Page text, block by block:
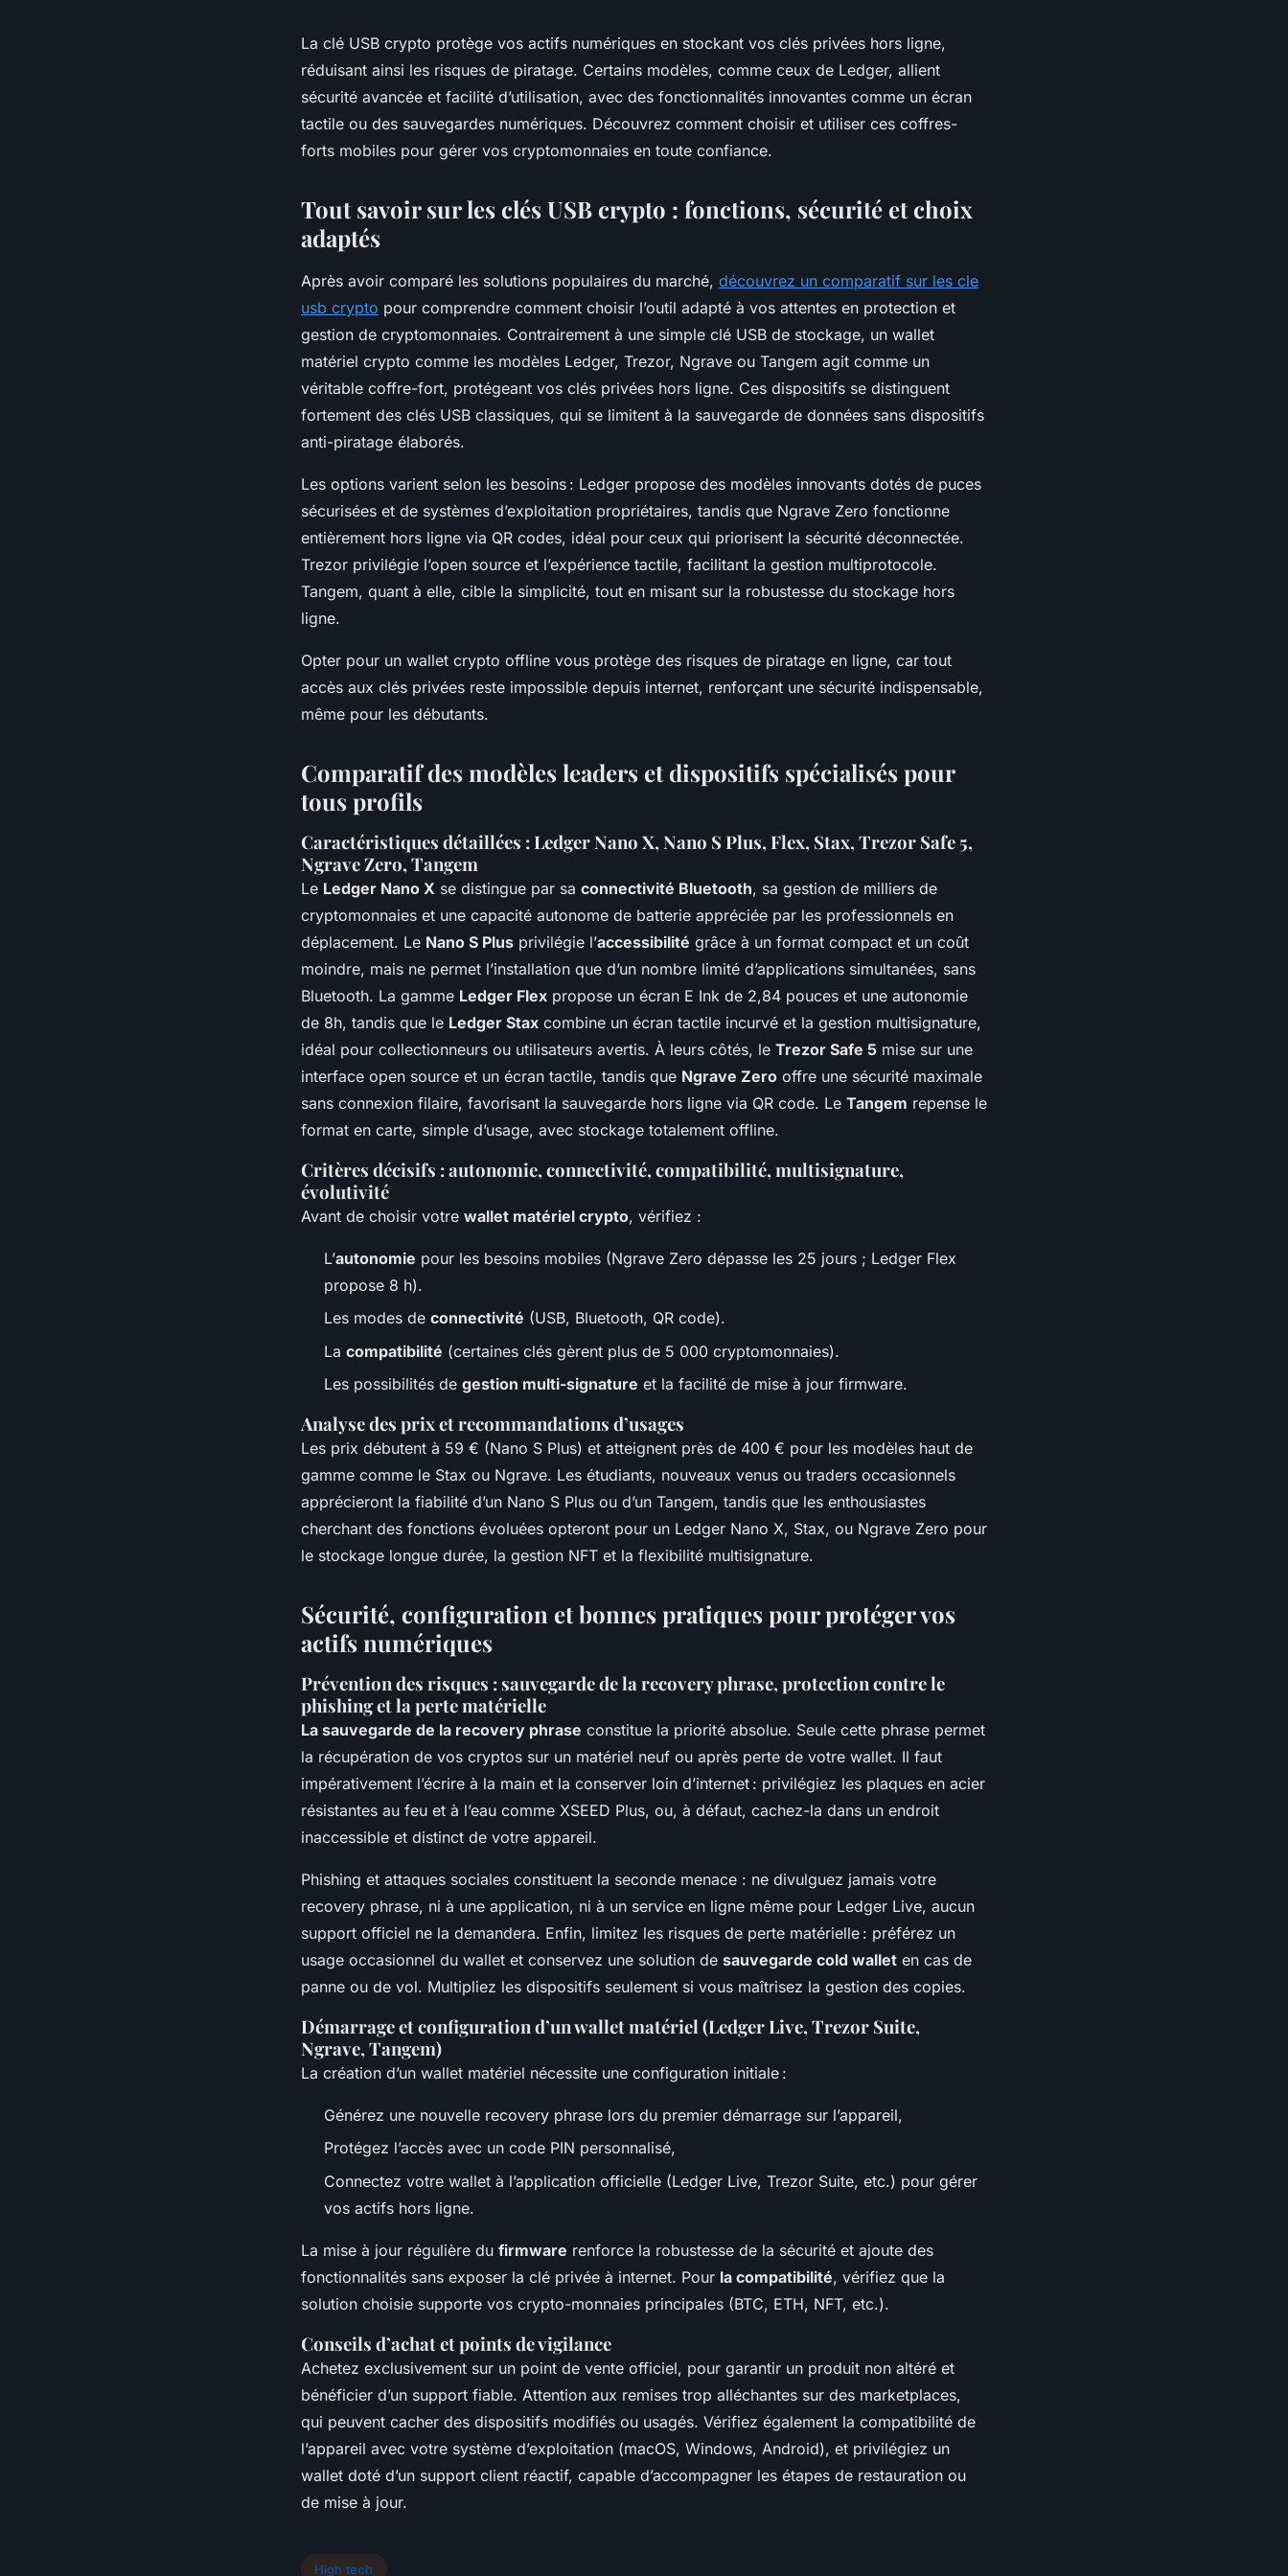
La clé USB crypto protège vos actifs numériques en stockant vos clés privées hors ligne,
réduisant ainsi les risques de piratage. Certains modèles, comme ceux de Ledger, allient
sécurité avancée et facilité d’utilisation, avec des fonctionnalités innovantes comme un écran
tactile ou des sauvegardes numériques. Découvrez comment choisir et utiliser ces coffres-
forts mobiles pour gérer vos cryptomonnaies en toute confiance.
Tout savoir sur les clés USB crypto : fonctions, sécurité et choix
adaptés
Après avoir comparé les solutions populaires du marché, découvrez un comparatif sur les cle
usb crypto pour comprendre comment choisir l’outil adapté à vos attentes en protection et
gestion de cryptomonnaies. Contrairement à une simple clé USB de stockage, un wallet
matériel crypto comme les modèles Ledger, Trezor, Ngrave ou Tangem agit comme un
véritable coffre-fort, protégeant vos clés privées hors ligne. Ces dispositifs se distinguent
fortement des clés USB classiques, qui se limitent à la sauvegarde de données sans dispositifs
anti-piratage élaborés.
Les options varient selon les besoins : Ledger propose des modèles innovants dotés de puces
sécurisées et de systèmes d’exploitation propriétaires, tandis que Ngrave Zero fonctionne
entièrement hors ligne via QR codes, idéal pour ceux qui priorisent la sécurité déconnectée.
Trezor privilégie l’open source et l’expérience tactile, facilitant la gestion multiprotocole.
Tangem, quant à elle, cible la simplicité, tout en misant sur la robustesse du stockage hors
ligne.
Opter pour un wallet crypto offline vous protège des risques de piratage en ligne, car tout
accès aux clés privées reste impossible depuis internet, renforçant une sécurité indispensable,
même pour les débutants.
Comparatif des modèles leaders et dispositifs spécialisés pour
tous profils
Caractéristiques détaillées : Ledger Nano X, Nano S Plus, Flex, Stax, Trezor Safe 5,
Ngrave Zero, Tangem
Le Ledger Nano X se distingue par sa connectivité Bluetooth, sa gestion de milliers de
cryptomonnaies et une capacité autonome de batterie appréciée par les professionnels en
déplacement. Le Nano S Plus privilégie l’accessibilité grâce à un format compact et un coût
moindre, mais ne permet l’installation que d’un nombre limité d’applications simultanées, sans
Bluetooth. La gamme Ledger Flex propose un écran E Ink de 2,84 pouces et une autonomie
de 8h, tandis que le Ledger Stax combine un écran tactile incurvé et la gestion multisignature,
idéal pour collectionneurs ou utilisateurs avertis. À leurs côtés, le Trezor Safe 5 mise sur une
interface open source et un écran tactile, tandis que Ngrave Zero offre une sécurité maximale
sans connexion filaire, favorisant la sauvegarde hors ligne via QR code. Le Tangem repense le
format en carte, simple d’usage, avec stockage totalement offline.
Critères décisifs : autonomie, connectivité, compatibilité, multisignature,
évolutivité
Avant de choisir votre wallet matériel crypto, vérifiez :
L’autonomie pour les besoins mobiles (Ngrave Zero dépasse les 25 jours ; Ledger Flex
propose 8 h).
Les modes de connectivité (USB, Bluetooth, QR code).
La compatibilité (certaines clés gèrent plus de 5 000 cryptomonnaies).
Les possibilités de gestion multi-signature et la facilité de mise à jour firmware.
Analyse des prix et recommandations d’usages
Les prix débutent à 59 € (Nano S Plus) et atteignent près de 400 € pour les modèles haut de
gamme comme le Stax ou Ngrave. Les étudiants, nouveaux venus ou traders occasionnels
apprécieront la fiabilité d’un Nano S Plus ou d’un Tangem, tandis que les enthousiastes
cherchant des fonctions évoluées opteront pour un Ledger Nano X, Stax, ou Ngrave Zero pour
le stockage longue durée, la gestion NFT et la flexibilité multisignature.
Sécurité, configuration et bonnes pratiques pour protéger vos
actifs numériques
Prévention des risques : sauvegarde de la recovery phrase, protection contre le
phishing et la perte matérielle
La sauvegarde de la recovery phrase constitue la priorité absolue. Seule cette phrase permet
la récupération de vos cryptos sur un matériel neuf ou après perte de votre wallet. Il faut
impérativement l’écrire à la main et la conserver loin d’internet : privilégiez les plaques en acier
résistantes au feu et à l’eau comme XSEED Plus, ou, à défaut, cachez-la dans un endroit
inaccessible et distinct de votre appareil.
Phishing et attaques sociales constituent la seconde menace : ne divulguez jamais votre
recovery phrase, ni à une application, ni à un service en ligne même pour Ledger Live, aucun
support officiel ne la demandera. Enfin, limitez les risques de perte matérielle : préférez un
usage occasionnel du wallet et conservez une solution de sauvegarde cold wallet en cas de
panne ou de vol. Multipliez les dispositifs seulement si vous maîtrisez la gestion des copies.
Démarrage et configuration d’un wallet matériel (Ledger Live, Trezor Suite,
Ngrave, Tangem)
La création d’un wallet matériel nécessite une configuration initiale :
Générez une nouvelle recovery phrase lors du premier démarrage sur l’appareil,
Protégez l’accès avec un code PIN personnalisé,
Connectez votre wallet à l’application officielle (Ledger Live, Trezor Suite, etc.) pour gérer
vos actifs hors ligne.
La mise à jour régulière du firmware renforce la robustesse de la sécurité et ajoute des
fonctionnalités sans exposer la clé privée à internet. Pour la compatibilité, vérifiez que la
solution choisie supporte vos crypto-monnaies principales (BTC, ETH, NFT, etc.).
Conseils d’achat et points de vigilance
Achetez exclusivement sur un point de vente officiel, pour garantir un produit non altéré et
bénéficier d’un support fiable. Attention aux remises trop alléchantes sur des marketplaces,
qui peuvent cacher des dispositifs modifiés ou usagés. Vérifiez également la compatibilité de
l’appareil avec votre système d’exploitation (macOS, Windows, Android), et privilégiez un
wallet doté d’un support client réactif, capable d’accompagner les étapes de restauration ou
de mise à jour.
High tech